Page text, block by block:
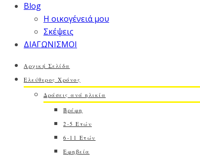
Blog
Η οικογένειά μου
Σκέψεις
ΔΙΑΓΩΝΙΣΜΟΙ
Αρχική Σελίδα
Ελεύθερος Χρόνος
Δράσεις ανά ηλικία
Βρέφη
2-5 Ετών
6-11 Ετών
Εφηβεία